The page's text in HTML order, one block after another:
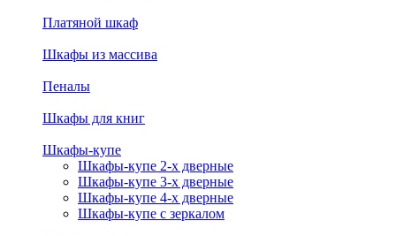
Платяной шкаф
Шкафы из массива
Пеналы
Шкафы для книг
Шкафы-купе
Шкафы-купе 2-х дверные
Шкафы-купе 3-х дверные
Шкафы-купе 4-х дверные
Шкафы-купе с зеркалом